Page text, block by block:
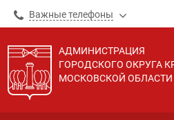
Важные телефоны
АДМИНИСТРАЦИЯ
ГОРОДСКОГО ОКРУГА
МОСКОВСКОЙ ОБЛАСТИ